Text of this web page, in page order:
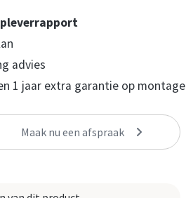
advies
1 jaar extra garantie op montage
Maak nu een afspraak